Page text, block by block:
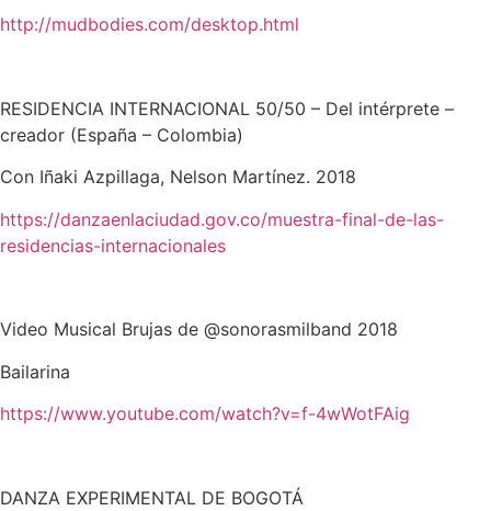
http://mudbodies.com/desktop.html
RESIDENCIA INTERNACIONAL 50/50 – Del intérprete –
creador (España – Colombia)
Con Iñaki Azpillaga, Nelson Martínez. 2018
https://danzaenlaciudad.gov.co/muestra-final-de-las-
residencias-internacionales
Video Musical Brujas de @sonorasmilband 2018
Bailarina
https://www.youtube.com/watch?v=f-4wWotFAig
DANZA EXPERIMENTAL DE BOGOTÁ